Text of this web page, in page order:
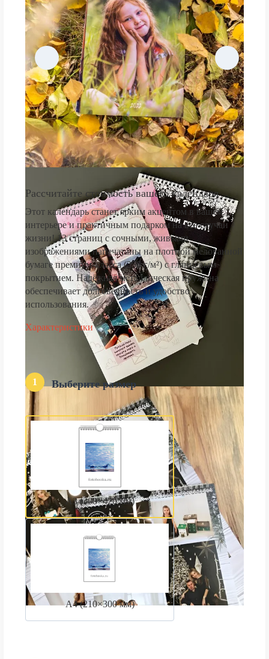
Рассчитайте стоимость вашего календаря
Этот календарь станет ярким акцентом в вашем
интерьере и практичным подарком на все случаи
жизни! 13 страниц с сочными, живыми
изображениями напечатаны на плотной мелованной
бумаге премиум-класса (250 г/м²) с глянцевым
покрытием. Надёжная металлическая пружина
обеспечивает долговечность и удобство
использования.
Характеристики
1 Выберите размер
А3 (300×420 мм)
А4 (210×300 мм)